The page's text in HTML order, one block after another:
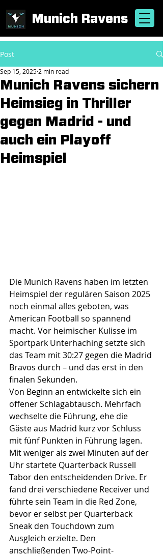
Munich Ravens
Post
Munich Ravens sichern
Heimsieg in Thriller
gegen Madrid - und
auch ein Playoff
Heimspiel
Sep 15, 2025 2 min read
Die Munich Ravens haben im letzten
Heimspiel der regulären Saison 2025
noch einmal alles geboten, was
American Football so spannend
macht. Vor heimischer Kulisse im
Sportpark Unterhaching setzte sich
das Team mit 30:27 gegen die Madrid
Bravos durch – und das erst in den
finalen Sekunden.
Von Beginn an entwickelte sich ein
offener Schlagabtausch. Mehrfach
wechselte die Führung, ehe die
Gäste aus Madrid kurz vor Schluss
mit fünf Punkten in Führung lagen.
Mit weniger als zwei Minuten auf der
Uhr startete Quarterback Russell
Tabor den entscheidenden Drive. Er
fand drei verschiedene Receiver und
führte sein Team in die Red Zone,
bevor er selbst per Quarterback
Sneak den Touchdown zum
Ausgleich erzielte. Den
anschließenden Two-Point-